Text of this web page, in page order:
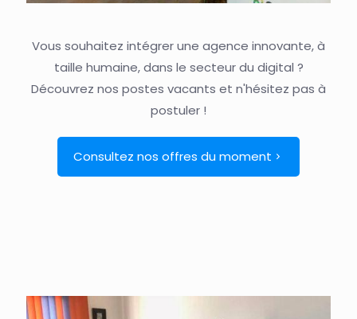
Vous souhaitez intégrer une agence innovante, à
taille humaine, dans le secteur du digital ?
Découvrez nos postes vacants et n'hésitez pas à
postuler !
Consultez nos offres du moment